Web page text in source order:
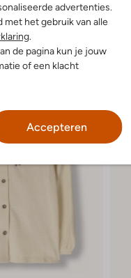
advertenties.
met het gebruik van alle
.
de pagina kun je jouw
of een klacht
Accepteren